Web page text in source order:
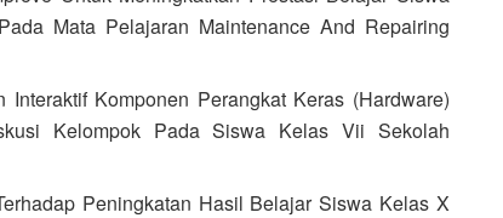
Mata Pelajaran Maintenance And Repairing
Komponen Perangkat Keras (Hardware)
Kelompok Pada Siswa Kelas Vii Sekolah
Peningkatan Hasil Belajar Siswa Kelas X